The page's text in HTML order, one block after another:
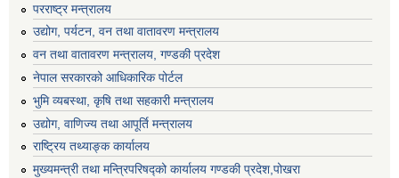
परराष्ट्र मन्त्रालय
उद्योग, पर्यटन, वन तथा वातावरण मन्त्रालय
वन तथा वातावरण मन्त्रालय, गण्डकी प्रदेश
नेपाल सरकारको आधिकारिक पोर्टल
भुमि व्यबस्था, कृषि तथा सहकारी मन्त्रालय
उद्योग, वाणिज्य तथा आपूर्ति मन्त्रालय
राष्ट्रिय तथ्याङ्क कार्यालय
मुख्यमन्त्री तथा मन्त्रिपरिषद्को कार्यालय गण्डकी प्रदेश,पोखरा